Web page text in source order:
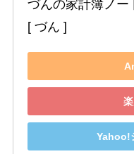
づんの家計簿ノー
[ づん ]
Yahoo!